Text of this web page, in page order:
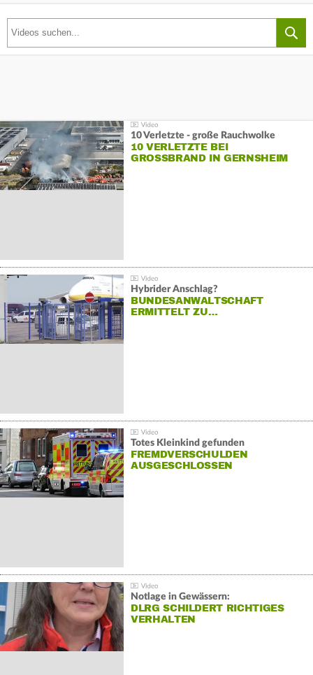
10 Verletzte - große Rauchwolke
10 VERLETZTE BEI
GROSSBRAND IN GERNSHEIM
Hybrider Anschlag?
BUNDESANWALTSCHAFT
ERMITTELT ZU…
Totes Kleinkind gefunden
FREMDVERSCHULDEN
AUSGESCHLOSSEN
Notlage in Gewässern:
DLRG SCHILDERT RICHTIGES
VERHALTEN